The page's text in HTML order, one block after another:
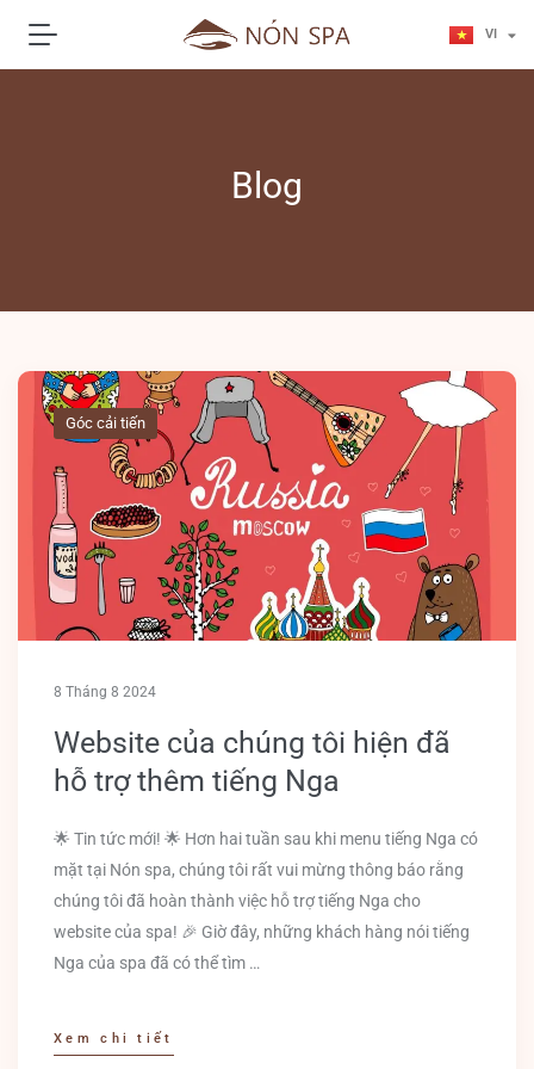
VI
KO
Blog
Góc cải tiến
8 Tháng 8 2024
Website của chúng tôi hiện đã
hỗ trợ thêm tiếng Nga
🌟 Tin tức mới! 🌟 Hơn hai tuần sau khi menu tiếng Nga có
mặt tại Nón spa, chúng tôi rất vui mừng thông báo rằng
chúng tôi đã hoàn thành việc hỗ trợ tiếng Nga cho
website của spa! 🎉 Giờ đây, những khách hàng nói tiếng
Nga của spa đã có thể tìm …
Xem chi tiết